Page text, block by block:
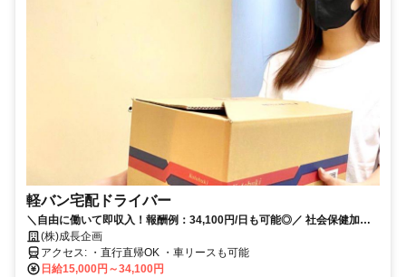
軽バン宅配ドライバー
＼自由に働いて即収入！報酬例：34,100円/日も可能◎／ 社会保健加入
OK・日払いOK！完全個室寮あり！即入居可【普通免許で軽バン宅配ド
ライバー】
(株)成長企画
アクセス: ・直行直帰OK ・車リースも可能
日給15,000円～34,100円